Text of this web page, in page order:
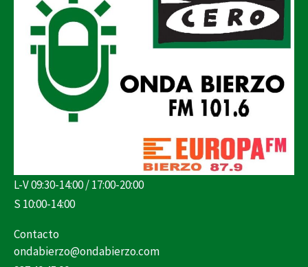
L-V 09:30-14:00 / 17:00-20:00
S 10:00-14:00
Contacto
ondabierzo@ondabierzo.com